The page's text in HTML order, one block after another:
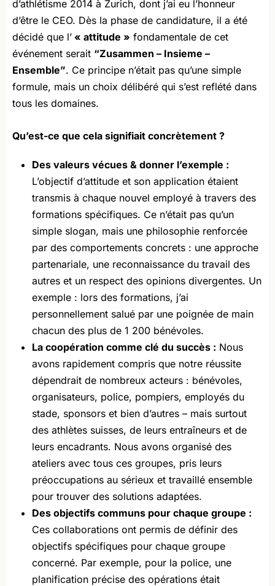
d’athlétisme 2014 à Zurich, dont j’ai eu l’honneur
d’être le CEO. Dès la phase de candidature, il a été
décidé que l’ « attitude » fondamentale de cet
événement serait “Zusammen – Insieme –
Ensemble”. Ce principe n’était pas qu’une simple
formule, mais un choix délibéré qui s’est reflété dans
tous les domaines.
Qu’est-ce que cela signifiait concrètement ?
Des valeurs vécues & donner l’exemple :
L’objectif d’attitude et son application étaient
transmis à chaque nouvel employé à travers des
formations spécifiques. Ce n’était pas qu’un
simple slogan, mais une philosophie renforcée
par des comportements concrets : une approche
partenariale, une reconnaissance du travail des
autres et un respect des opinions divergentes. Un
exemple : lors des formations, j’ai
personnellement salué par une poignée de main
chacun des plus de 1 200 bénévoles.
La coopération comme clé du succès : Nous
avons rapidement compris que notre réussite
dépendrait de nombreux acteurs : bénévoles,
organisateurs, police, pompiers, employés du
stade, sponsors et bien d’autres – mais surtout
des athlètes suisses, de leurs entraîneurs et de
leurs encadrants. Nous avons organisé des
ateliers avec tous ces groupes, pris leurs
préoccupations au sérieux et travaillé ensemble
pour trouver des solutions adaptées.
Des objectifs communs pour chaque groupe :
Ces collaborations ont permis de définir des
objectifs spécifiques pour chaque groupe
concerné. Par exemple, pour la police, une
planification précise des opérations était